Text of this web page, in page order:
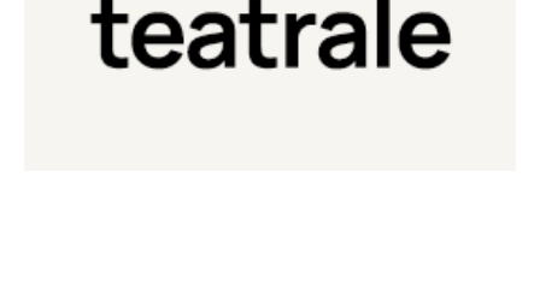
Laboratorio Teatrale
Laboratorio di teatro del Teatro Eduardo de Filippo